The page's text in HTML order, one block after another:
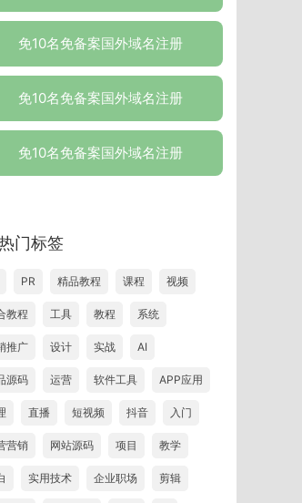
免10名免备案国外域名注册
免10名免备案国外域名注册
免10名免备案国外域名注册
门标签
PR 精品教程 课程 视频
教程 工具 教程 系统
推广 设计 实战 AI
源码 运营 软件工具 APP应用
直播 短视频 抖音 入门
营销 网站源码 项目 教学
实用技术 企业职场 剪辑